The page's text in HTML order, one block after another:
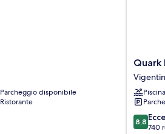
Parcheggio disponibile
Ristorante
Quark
Hotel
Milano
Quark
Piscina
8.8
su
8,8
740